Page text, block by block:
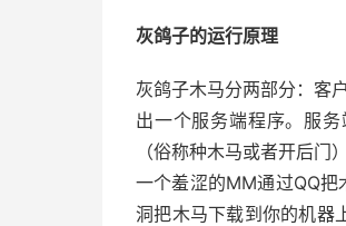
灰鸽子的运行原理
灰鸽子木马分两部分：客
出一个服务端程序。服
（俗称种木马或者开后
一个羞涩的MM通过QQ
洞把木马下载到你的机器